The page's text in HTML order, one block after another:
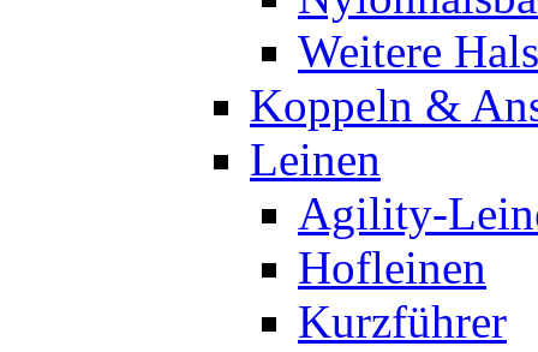
Weitere
Koppeln &
Leinen
Agility-
Hofleinen
Kurzführer